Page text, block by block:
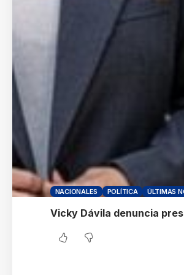
NACIONALES POLÍTICA ÚLTIMAS
Vicky Dávila denuncia